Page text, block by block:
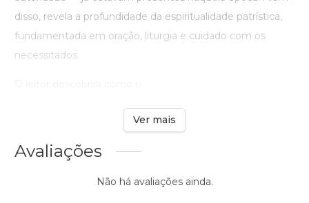
disso, revela a profundidade da espiritualidade patrística,
fundamentada em oração, liturgia e cuidado com os
necessitados.
Ver mais
Avaliações
Não há avaliações ainda.